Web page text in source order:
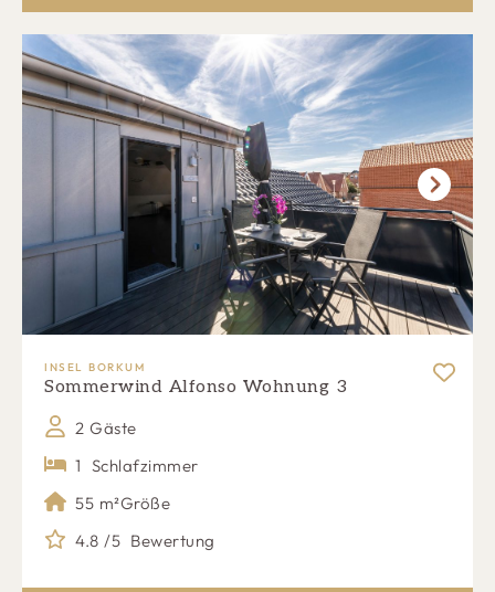
Next
INSEL BORKUM
Sommerwind Alfonso Wohnung 3
2 Gäste
1 Schlafzimmer
55 m²Größe
4.8 /5 Bewertung